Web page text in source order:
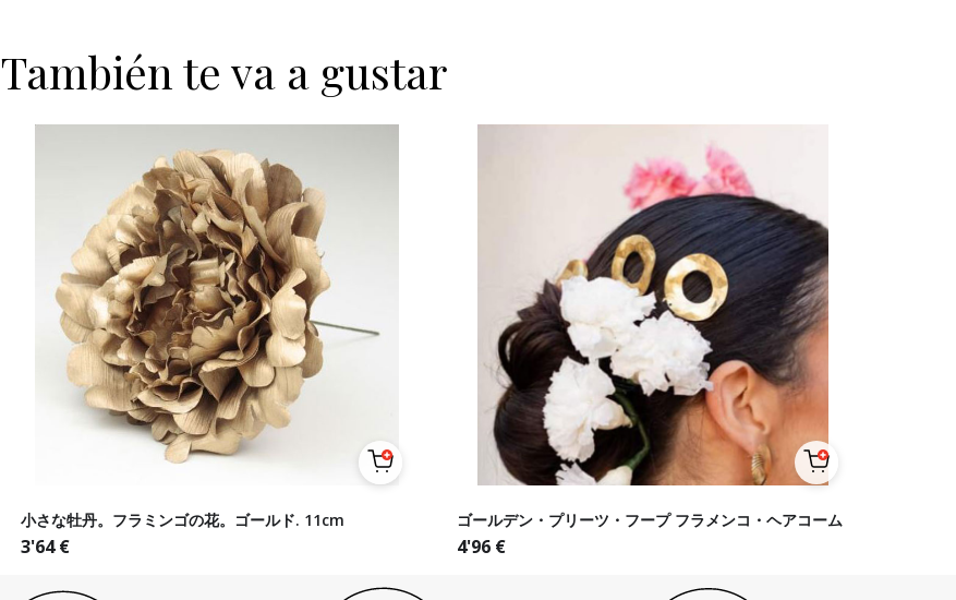
También te va a gustar
小さな牡丹。フラミンゴの花。ゴールド. 11cm
3'64€
ゴールデン・プリーツ・フープ フラメンコ・ヘアコーム
4'96 €